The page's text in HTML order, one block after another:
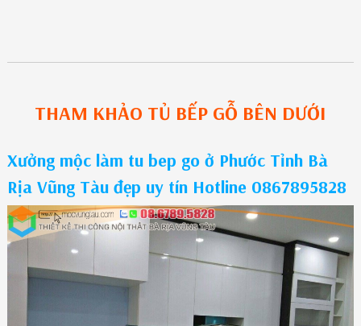
THAM KHẢO TỦ BẾP GỖ BÊN DƯỚI
Xưởng mộc làm tu bep go ở Phước Tỉnh Bà
Rịa Vũng Tàu đẹp uy tín Hotline 0867895828